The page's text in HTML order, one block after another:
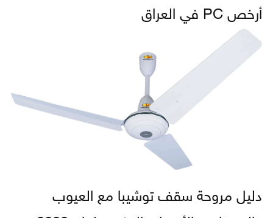
أرخص PC في العراق
دليل مروحة سقف توشيبا مع العيوب